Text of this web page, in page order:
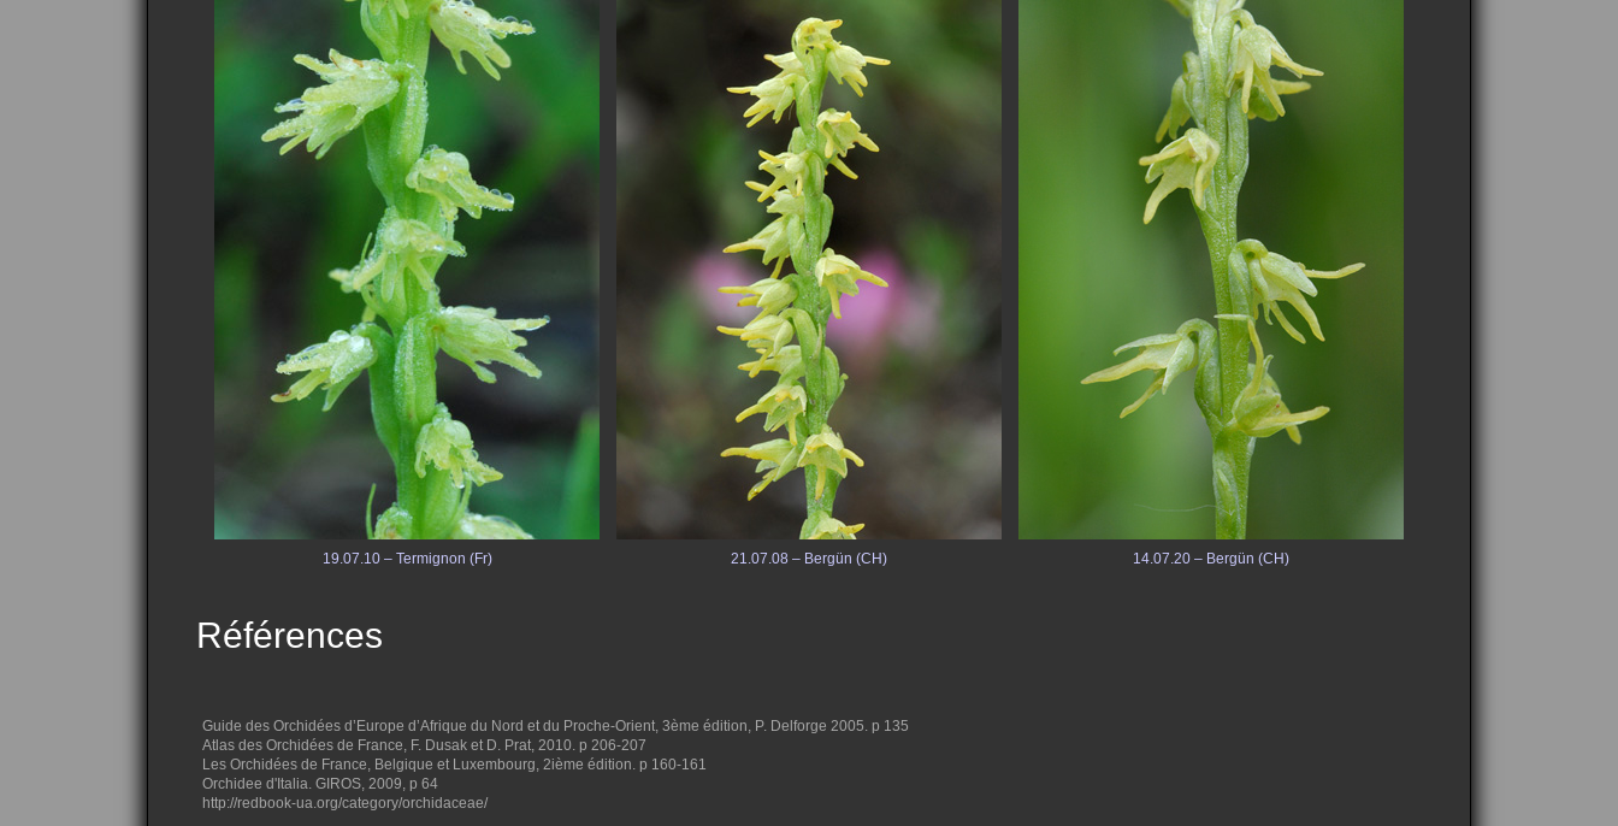
19.07.10 – Termignon (Fr) 21.07.08 – Bergün (CH) 14.07.20 – Bergün (CH)
Références
Guide des Orchidées d’Europe d’Afrique du Nord et du Proche-Orient, 3ème édition, P. Delforge 2005. p 135
Atlas des Orchidées de France, F. Dusak et D. Prat, 2010. p 206-207
Les Orchidées de France, Belgique et Luxembourg, 2ième édition. p 160-161
Orchidee d'Italia. GIROS, 2009, p 64
http://redbook-ua.org/category/orchidaceae/